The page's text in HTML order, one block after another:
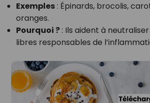
Exemples: Épinards, brocolis,
oranges.
Pourquoi ?: Ils aident à
libres responsables de